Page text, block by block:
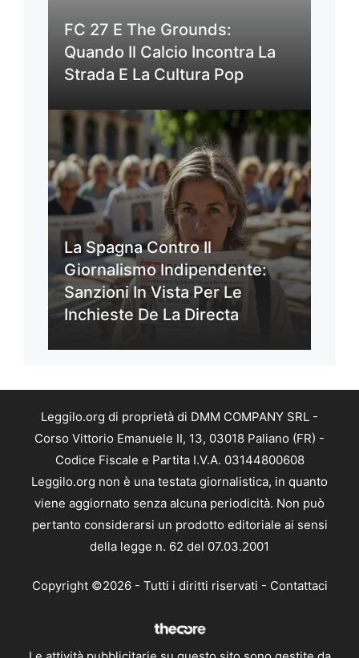
FC 27 E The Grounds:
Quando Il Calcio Incontra La
Strada E La Cultura Pop
La Spagna Contro Il
Giornalismo Indipendente:
Sanzioni In Vista Per Le
Inchieste De La Directa
Leggilo.org di proprietà di DMM COMPANY SRL -
Corso Vittorio Emanuele II, 13, 03018 Paliano (FR) -
Codice Fiscale e Partita I.V.A. 03144800608
Leggilo.org non è una testata giornalistica, in quanto
viene aggiornato senza alcuna periodicità. Non può
pertanto considerarsi un prodotto editoriale ai sensi
della legge n. 62 del 07.03.2001
Copyright ©2026 - Tutti i diritti riservati - Contattaci